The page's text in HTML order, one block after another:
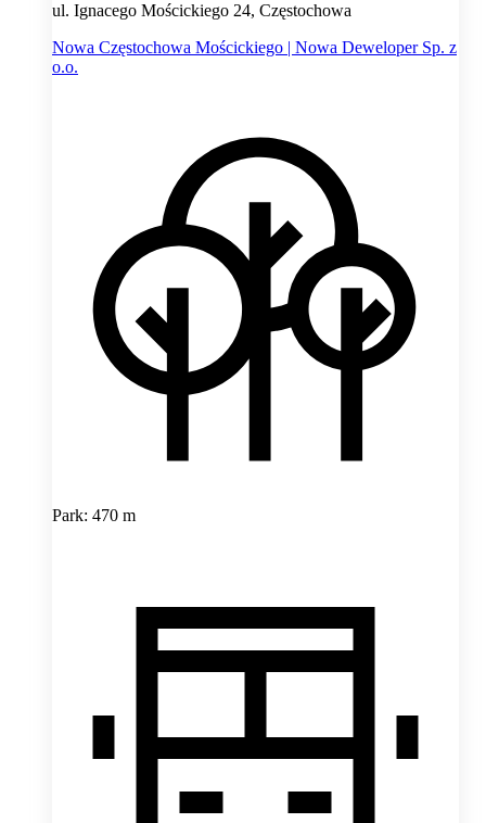
ul. Ignacego Mościckiego 24, Częstochowa
Nowa Częstochowa Mościckiego | Nowa Deweloper Sp. z
o.o.
Park: 470 m